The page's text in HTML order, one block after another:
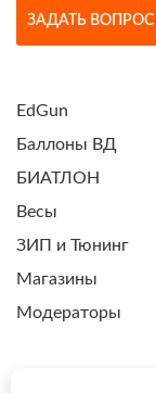
ЗАДАТЬ ВОПРОС
EdGun
Баллоны ВД
БИАТЛОН
Весы
ЗИП и Тюнинг
Магазины
Модераторы